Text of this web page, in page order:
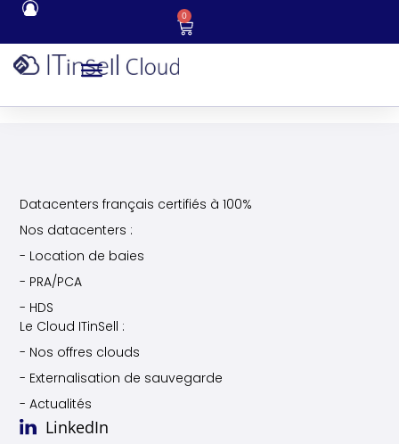
0
Datacenters français certifiés à 100%
Nos datacenters :
- Location de baies
- PRA/PCA
- HDS
Le Cloud ITinSell :
- Nos offres clouds
- Externalisation de sauvegarde
- Actualités
LinkedIn